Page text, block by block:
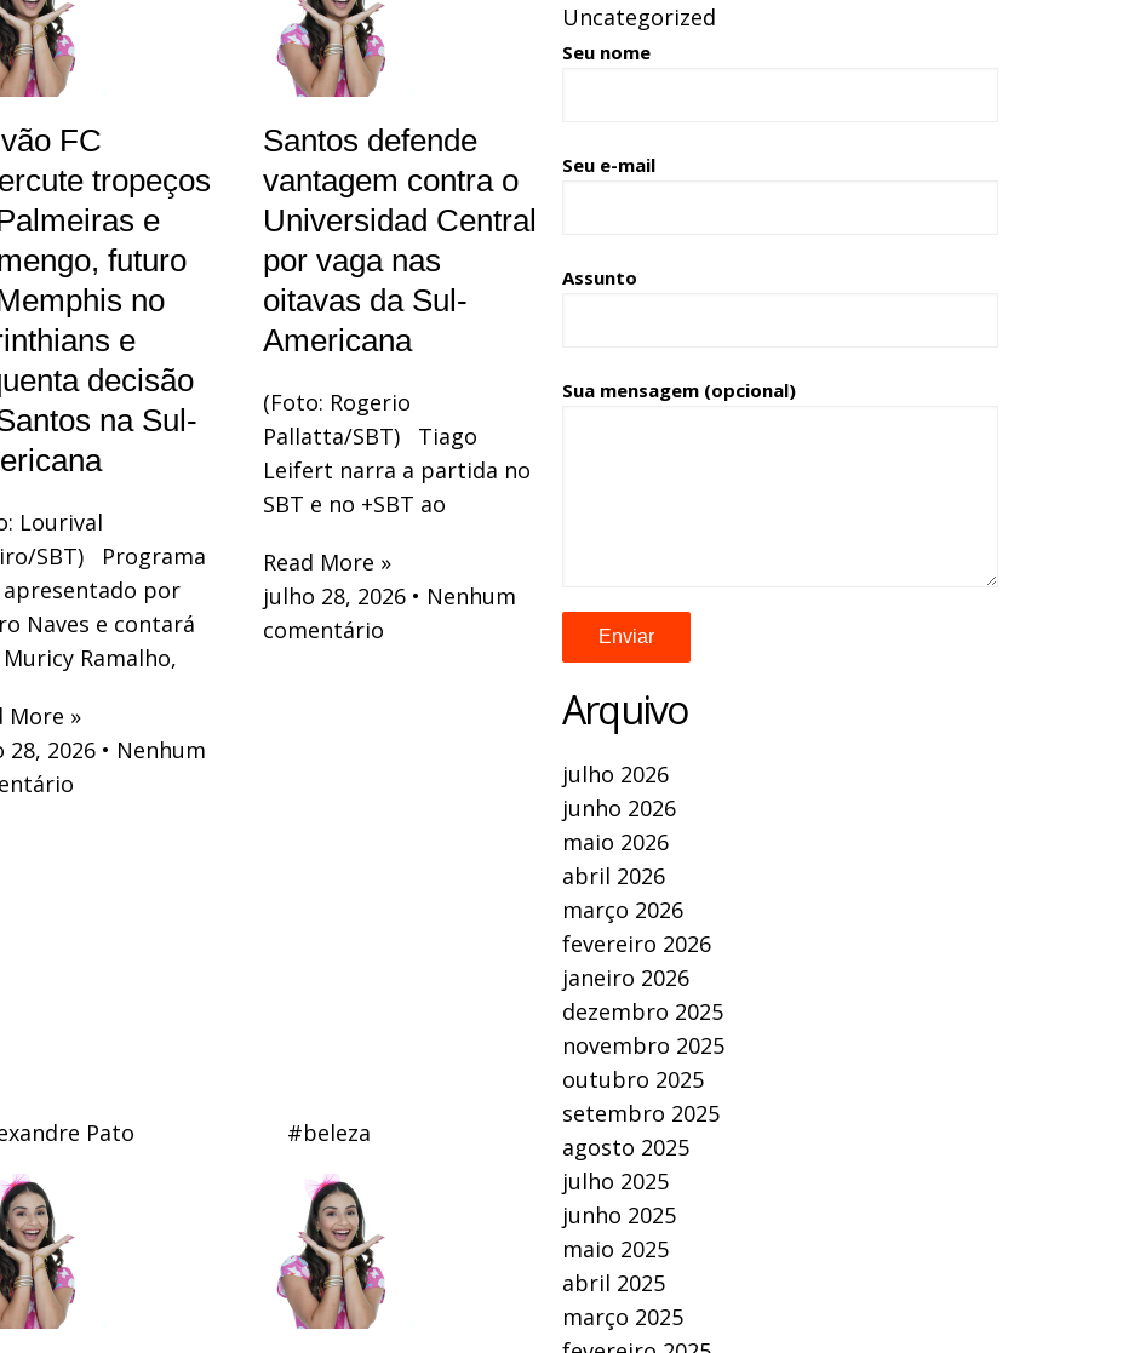
FC
tropeços
e
futuro
no
e
decisão
na Sul-
Lourival
SBT) Programa
apresentado por
Naves e contará
Ramalho,
More »
28, 2026
Nenhum
Santos defende
vantagem contra o
Universidad Central
por vaga nas
oitavas da Sul-
Americana
(Foto: Rogerio
Pallatta/SBT) Tiago
Leifert narra a partida no
SBT e no +SBT ao
Read More »
julho 28, 2026
Nenhum
comentário
Pato #beleza
Uncategorized
Seu nome
Seu e-mail
Assunto
Sua mensagem (opcional)
Arquivo
julho 2026
junho 2026
maio 2026
abril 2026
março 2026
fevereiro 2026
janeiro 2026
dezembro 2025
novembro 2025
outubro 2025
setembro 2025
agosto 2025
julho 2025
junho 2025
maio 2025
abril 2025
março 2025